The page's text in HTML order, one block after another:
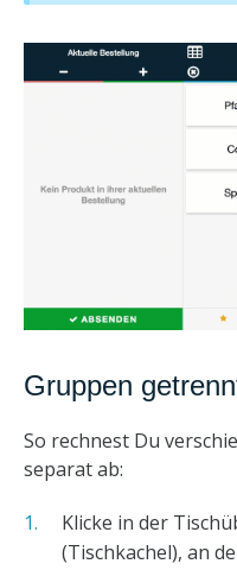
Gruppen
So rechnest Du
separat ab:
Klicke in der
(Tischkachel), an